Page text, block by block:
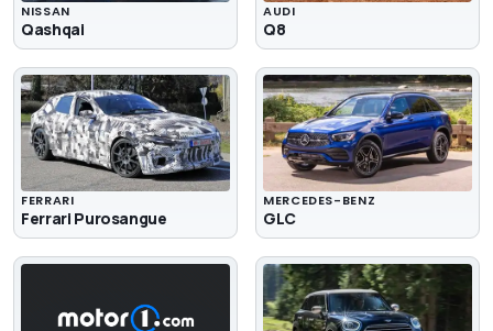
NISSAN
Qashqai
AUDI
Q8
FERRARI
Ferrari Purosangue
MERCEDES-BENZ
GLC